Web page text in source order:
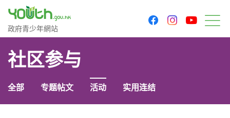
政府青少年网站
政府青少年網站
facebookinstagram
社区参与
全部 专题帖文 活动 实用连结